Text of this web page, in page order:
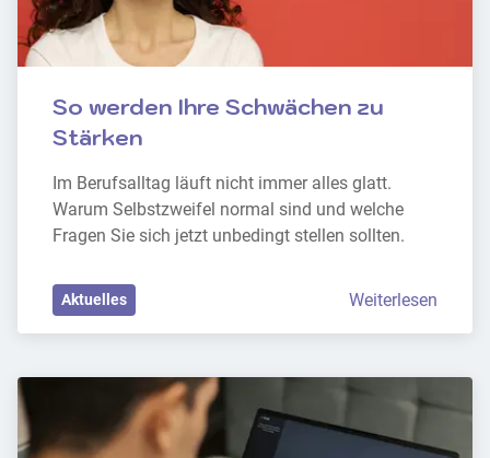
So werden Ihre Schwächen zu
Stärken
Im Berufsalltag läuft nicht immer alles glatt.
Warum Selbstzweifel normal sind und welche
Fragen Sie sich jetzt unbedingt stellen sollten.
Aktuelles Weiterlesen